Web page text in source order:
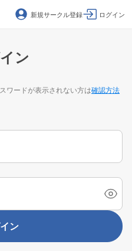
新規サークル登録 ログイン
ン
ワードが表示されない方は確認方法
ン